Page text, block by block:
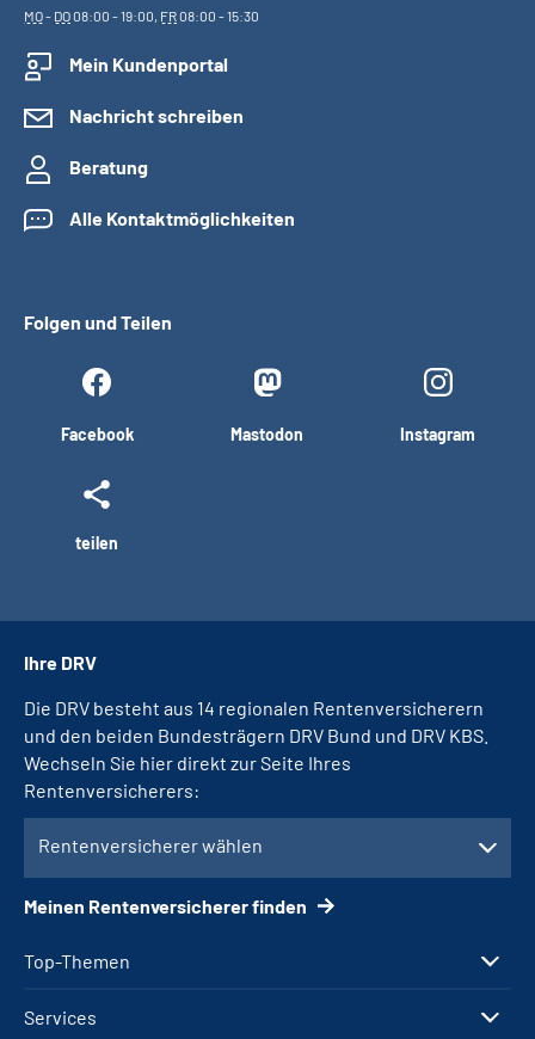
MO- DO08:00 - 19:00, FR08:00 - 15:30
Mein Kundenportal
Nachricht schreiben
Beratung
Alle Kontaktmöglichkeiten
Folgen und Teilen
Facebook Mastodon Instagram
teilen
Top-Themen
Services
Ihre DRV
Die DRV besteht aus 14 regionalen Rentenversicherern
und den beiden Bundesträgern DRV Bund und DRV KBS.
Wechseln Sie hier direkt zur Seite Ihres
Rentenversicherers:
Rentenversicherer wählen
Meinen Rentenversicherer finden